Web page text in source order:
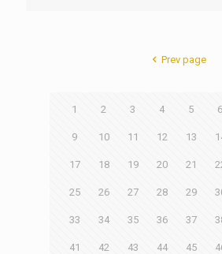
Prev page
1 2 3 4 5 6
9 10 11 12 13
17 18 19 20 21
25 26 27 28 29
33 34 35 36 37
41 42 43 44 45